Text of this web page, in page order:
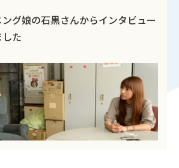
グ娘の石黒さんからインタビュー
た